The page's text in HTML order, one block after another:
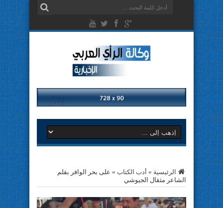
الرئيسية » أدب الكتاب » على بحر الوافر بقلم
الشاعر مثقال الجيوشي